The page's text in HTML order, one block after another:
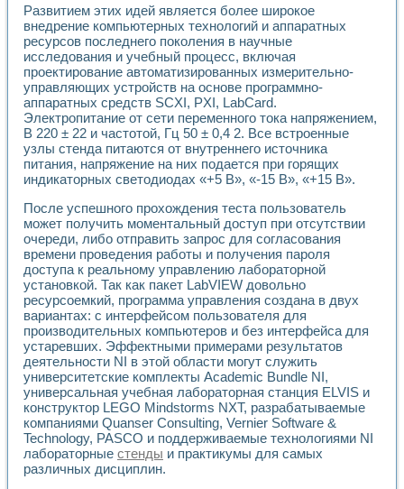
Использование программ ELECTRONICS WORKBENCH-
Лабораторный практикум по дисциплине «Цифровые
Лабораторный практикум по ИНС на основе LabVIEW
Лабораторный практикум по основам теории коммутации
Опыт использования NI LabVIEW для создания
Применение LabVIEW для исследования течения в
Создание виртуальной работы «Изучение магнитных
Обратный маятник
Устройство для изучения основ интерфейсов обмена по
Лабораторный практикум: изучение адиабатического
Стенд для исследования электрических переходных
Автоматизация лазерно-плазменных измерений с
Модельно-измерительный комплекс. Назначение. Состав.
Использование технологий NATIONAL INSTRUMENTS
Учебный практикум "Спектральный и корреляционный
Учебный стенд для исследования принципа действия
Оборудование и программное обеспечение учебных
Виртуальный лабораторный практикум для изучения
Управление роботом ТУР-10 средствами LabVIEW
Аппаратно-программный комплекс для исследования
Автоматизированный дистанционный лабораторный
Исследование возможности реставрации одномерных
Использование технологий NATIONAL INSTRUMENTS в
Разработка модификаций алгоритма полигармонической
Учебный стенд для исследования принципа действия
Виртуальная система поддержки принимаемых решений в
Преемственность дисциплин «Моделирование систем» и
Развитием этих идей является более широкое
внедрение компьютерных технологий и аппаратных
ресурсов последнего поколения в научные
исследования и учебный процесс, включая
проектирование автоматизированных измерительно-
управляющих устройств на основе программно-
аппаратных средств SCXI, PXI, LabCard.
Электропитание от сети переменного тока напряжением,
В 220 ± 22 и частотой, Гц 50 ± 0,4 2. Все встроенные
узлы стенда питаются от внутреннего источника
питания, напряжение на них подается при горящих
индикаторных светодиодах «+5 В», «-15 В», «+15 В».
После успешного прохождения теста пользователь
может получить моментальный доступ при отсутствии
очереди, либо отправить запрос для согласования
времени проведения работы и получения пароля
доступа к реальному управлению лабораторной
установкой. Так как пакет LabVIEW довольно
ресурсоемкий, программа управления создана в двух
вариантах: с интерфейсом пользователя для
производительных компьютеров и без интерфейса для
устаревших. Эффектными примерами результатов
деятельности NI в этой области могут служить
университетские комплекты Academic Bundle NI,
универсальная учебная лабораторная станция ELVIS и
конструктор LEGO Mindstorms NXT, разрабатываемые
компаниями Quanser Consulting, Vernier Software &
Technology, PASCO и поддерживаемые технологиями NI
лабораторные стенды и практикумы для самых
различных дисциплин.